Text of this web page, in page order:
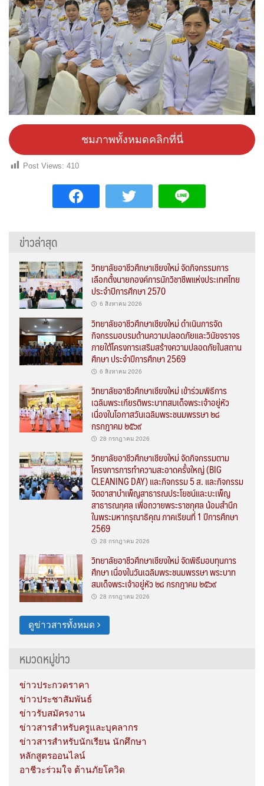
ชมภาพทั้งหมดคลิกที่นี่
Post Views: 410
ข่าวล่าสุด
วิทยาลัยอาชีวศึกษาเชียงใหม่ จัดกิจกรรมการ
เลือกตั้งนายกองค์การนักวิชาชีพแห่งประเทศไทย
ประจำปีการศึกษา 2570
6 สิงหาคม 2026
วิทยาลัยอาชีวศึกษาเชียงใหม่ ดำเนินการจัด
กิจกรรมอบรมด้านความปลอดภัยและวินัยจราจร
ภายใต้โครงการเสริมสร้างความปลอดภัยในสถาน
ศึกษา ประจำปีการศึกษา 2569
6 สิงหาคม 2026
วิทยาลัยอาชีวศึกษาเชียงใหม่ เข้าร่วมพิธีการ
เฉลิมพระเกียรติพระบาทสมเด็จพระเจ้าอยู่หัว
เนื่องในโอกาสวันเฉลิมพระชนมพรรษา ๒๘
กรกฎาคม ๒๕๖๙
28 กรกฎาคม 2026
วิทยาลัยอาชีวศึกษาเชียงใหม่ จัดกิจกรรมตาม
โครงการการทำความสะอาดครั้งใหญ่ (BIG
CLEANING DAY) และกิจกรรม 5 ส. และกิจกรรม
จิตอาสาบำเพ็ญสาธารณประโยชน์และบะเพ็ญ
สาธารณกุศล เพื่อถวายพระราชกุศล น้อมสำนึก
ในพระมหากรุณาธิคุณ ภาคเรียนที่ 1 ปีการศึกษา
2569
28 กรกฎาคม 2026
วิทยาลัยอาชีวศึกษาเชียงใหม่ จัดพิธีมอบทุนการ
ศึกษา เนื่องในวันเฉลิมพระชนมพรรษา พระบาท
สมเด็จพระเจ้าอยู่หัว ๒๘ กรกฎาคม ๒๕๖๙
28 กรกฎาคม 2026
ดูข่าวสารทั้งหมด
หมวดหมู่ข่าว
ข่าวประกวดราคา
ข่าวประชาสัมพันธ์
ข่าวรับสมัครงาน
ข่าวสารสำหรับครูและบุคลากร
ข่าวสารสำหรับนักเรียน นักศึกษา
หลักสูตรออนไลน์
อาชีวะร่วมใจ ต้านภัยโควิด